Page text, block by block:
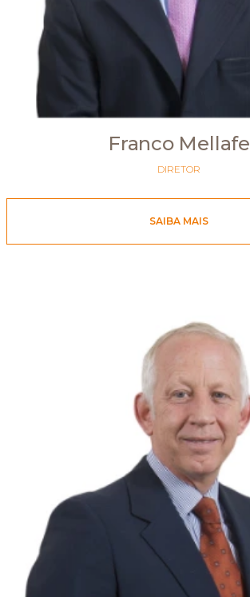
Franco Mellafe
DIRETOR
SAIBA MAIS